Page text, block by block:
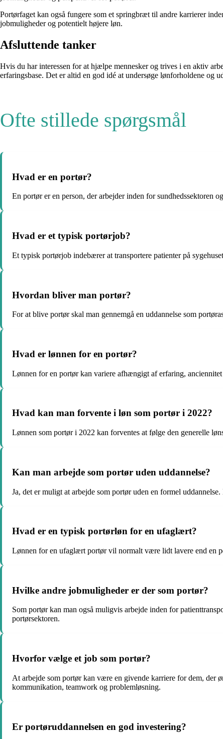
Portørfaget kan også fungere som et springbræt til andre karrierer
jobmuligheder og potentielt højere løn.
Afsluttende tanker
Hvis du har interessen for at hjælpe mennesker og trives i en aktiv
erfaringsbase. Det er altid en god idé at undersøge lønforholdene og
Ofte stillede spørgsmål
Hvad er en portør?
En portør er en person, der arbejder inden for sundhedssektoren
Hvad er et typisk portørjob?
Et typisk portørjob indebærer at transportere patienter på
Hvordan bliver man portør?
For at blive portør skal man gennemgå en uddannelse som
Hvad er lønnen for en portør?
Lønnen for en portør kan variere afhængigt af erfaring,
Hvad kan man forvente i løn som portør i 2022?
Lønnen som portør i 2022 kan forventes at følge den generelle
Kan man arbejde som portør uden uddannelse?
Ja, det er muligt at arbejde som portør uden en formel
Hvad er en typisk portørløn for en ufaglært?
Lønnen for en ufaglært portør vil normalt være lidt lavere end en
Hvilke andre jobmuligheder er der som portør?
Som portør kan man også muligvis arbejde inden for
portørsektoren.
Hvorfor vælge et job som portør?
At arbejde som portør kan være en givende karriere for dem,
kommunikation, teamwork og problemløsning.
Er portøruddannelsen en god investering?